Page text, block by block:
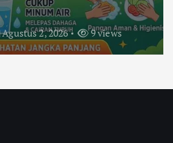
Agustus 2, 2026 9 views